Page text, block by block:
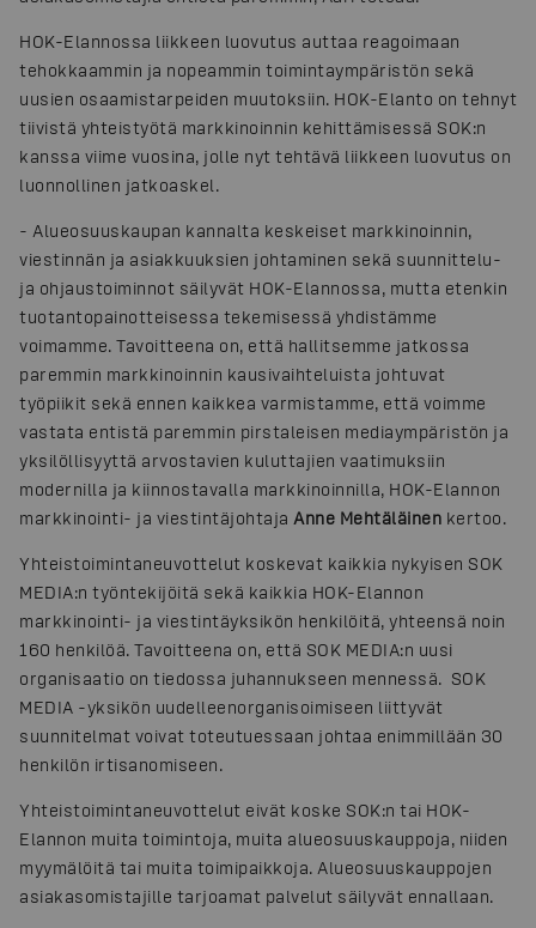
HOK-Elannossa liikkeen luovutus auttaa reagoimaan
tehokkaammin ja nopeammin toimintaympäristön sekä
uusien osaamistarpeiden muutoksiin. HOK-Elanto on tehnyt
tiivistä yhteistyötä markkinoinnin kehittämisessä SOK:n
kanssa viime vuosina, jolle nyt tehtävä liikkeen luovutus on
luonnollinen jatkoaskel.
- Alueosuuskaupan kannalta keskeiset markkinoinnin,
viestinnän ja asiakkuuksien johtaminen sekä suunnittelu-
ja ohjaustoiminnot säilyvät HOK-Elannossa, mutta etenkin
tuotantopainotteisessa tekemisessä yhdistämme
voimamme. Tavoitteena on, että hallitsemme jatkossa
paremmin markkinoinnin kausivaihteluista johtuvat
työpiikit sekä ennen kaikkea varmistamme, että voimme
vastata entistä paremmin pirstaleisen mediaympäristön ja
yksilöllisyyttä arvostavien kuluttajien vaatimuksiin
modernilla ja kiinnostavalla markkinoinnilla, HOK-Elannon
markkinointi- ja viestintäjohtaja Anne Mehtäläinen kertoo.
Yhteistoimintaneuvottelut koskevat kaikkia nykyisen SOK
MEDIA:n työntekijöitä sekä kaikkia HOK-Elannon
markkinointi- ja viestintäyksikön henkilöitä, yhteensä noin
160 henkilöä. Tavoitteena on, että SOK MEDIA:n uusi
organisaatio on tiedossa juhannukseen mennessä. SOK
MEDIA -yksikön uudelleenorganisoimiseen liittyvät
suunnitelmat voivat toteutuessaan johtaa enimmillään 30
henkilön irtisanomiseen.
Yhteistoimintaneuvottelut eivät koske SOK:n tai HOK-
Elannon muita toimintoja, muita alueosuuskauppoja, niiden
myymälöitä tai muita toimipaikkoja. Alueosuuskauppojen
asiakasomistajille tarjoamat palvelut säilyvät ennallaan.